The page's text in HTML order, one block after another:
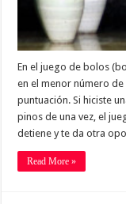
En el juego de bolos
en el menor número
puntuación. Si hiciste
pinos de una vez, el
detiene y te da otra
Read More »